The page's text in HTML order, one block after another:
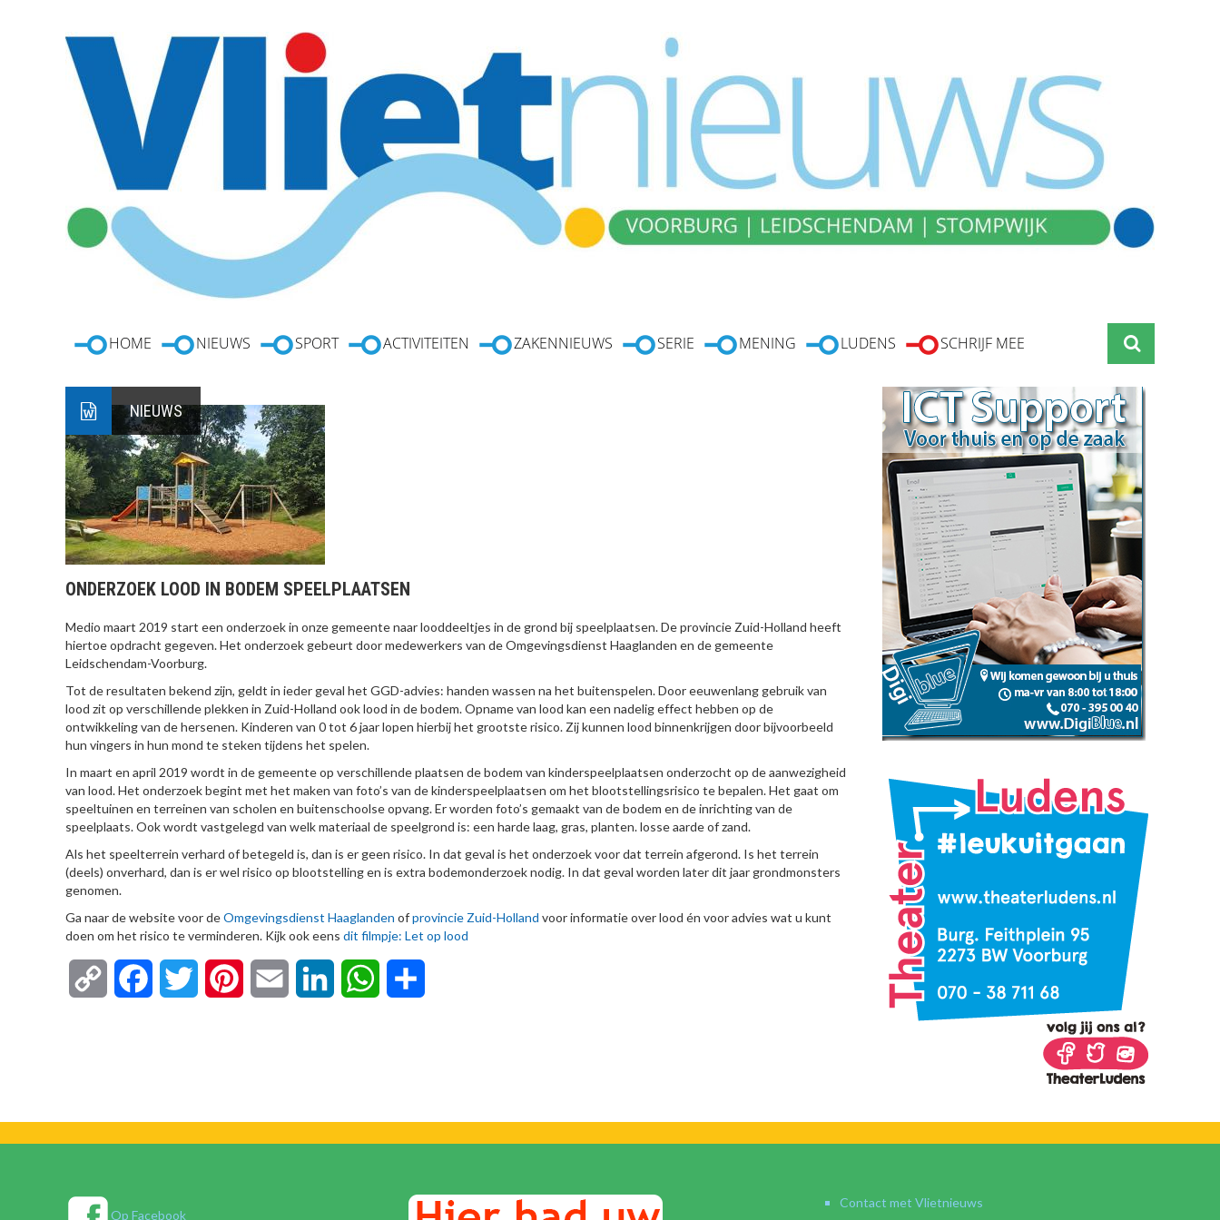
HOME NIEUWS SPORT ACTIVITEITEN ZAKENNIEUWS SERIE MENING LUDENS SCHRIJF MEE
NIEUWS
ONDERZOEK LOOD IN BODEM SPEELPLAATSEN
Medio maart 2019 start een onderzoek in onze gemeente naar looddeeltjes in de grond bij speelplaatsen. De provincie Zuid-Holland heeft
hiertoe opdracht gegeven. Het onderzoek gebeurt door medewerkers van de Omgevingsdienst Haaglanden en de gemeente
Leidschendam-Voorburg.
Tot de resultaten bekend zijn, geldt in ieder geval het GGD-advies: handen wassen na het buitenspelen. Door eeuwenlang gebruik van
lood zit op verschillende plekken in Zuid-Holland ook lood in de bodem. Opname van lood kan een nadelig effect hebben op de
ontwikkeling van de hersenen. Kinderen van 0 tot 6 jaar lopen hierbij het grootste risico. Zij kunnen lood binnenkrijgen door bijvoorbeeld
hun vingers in hun mond te steken tijdens het spelen.
In maart en april 2019 wordt in de gemeente op verschillende plaatsen de bodem van kinderspeelplaatsen onderzocht op de aanwezigheid
van lood. Het onderzoek begint met het maken van foto’s van de kinderspeelplaatsen om het blootstellingsrisico te bepalen. Het gaat om
speeltuinen en terreinen van scholen en buitenschoolse opvang. Er worden foto’s gemaakt van de bodem en de inrichting van de
speelplaats. Ook wordt vastgelegd van welk materiaal de speelgrond is: een harde laag, gras, planten. losse aarde of zand.
Als het speelterrein verhard of betegeld is, dan is er geen risico. In dat geval is het onderzoek voor dat terrein afgerond. Is het terrein
(deels) onverhard, dan is er wel risico op blootstelling en is extra bodemonderzoek nodig. In dat geval worden later dit jaar grondmonsters
genomen.
Ga naar de website voor deOmgevingsdienst Haaglanden ofprovincie Zuid-Holland voor informatie over lood én voor advies wat u kunt
doen om het risico te verminderen. Kijk ook eens dit filmpje: Let op lood
Copy FacebookTwitter Pinterest Email LinkedIn WhatsApp
Op Facebook
Contact met Vlietnieuws